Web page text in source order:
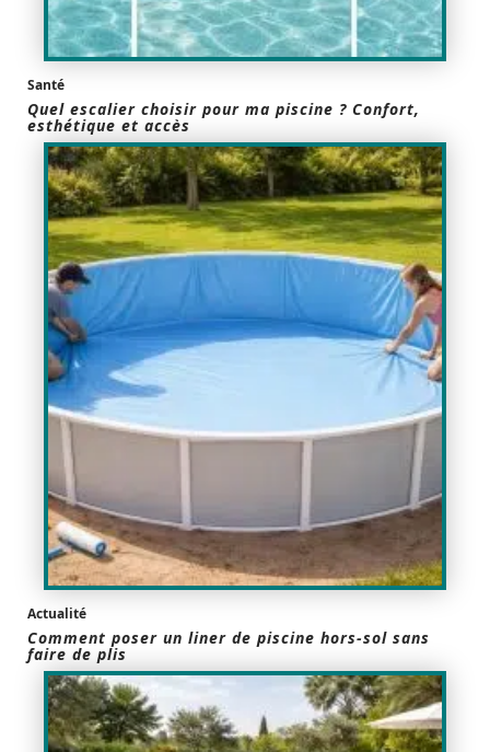
Santé
Quel escalier choisir pour ma piscine ? Confort,
esthétique et accès
Actualité
Comment poser un liner de piscine hors-sol sans
faire de plis